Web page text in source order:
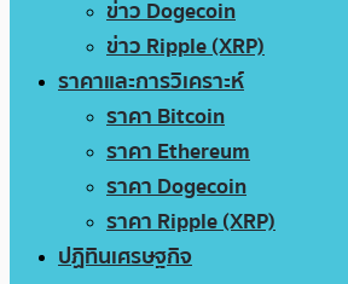
ข่าว Dogecoin
ข่าว Ripple (XRP)
ราคาและการวิเคราะห์
ราคา Bitcoin
ราคา Ethereum
ราคา Dogecoin
ราคา Ripple (XRP)
ปฏิทินเศรษฐกิจ